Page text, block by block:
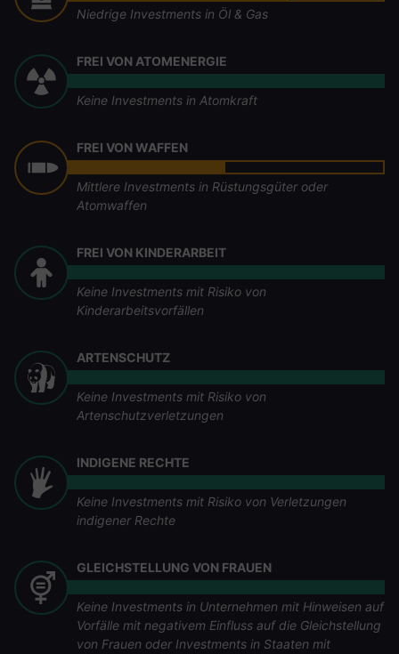
Niedrige Investments in Öl & Gas
FREI VON ATOMENERGIE
Keine Investments in Atomkraft
FREI VON WAFFEN
Mittlere Investments in Rüstungsgüter oder
Atomwaffen
FREI VON KINDERARBEIT
Keine Investments mit Risiko von
Kinderarbeitsvorfällen
ARTENSCHUTZ
Keine Investments mit Risiko von
Artenschutzverletzungen
INDIGENE RECHTE
Keine Investments mit Risiko von Verletzungen
indigener Rechte
GLEICHSTELLUNG VON FRAUEN
Keine Investments in Unternehmen mit Hinweisen auf
Vorfälle mit negativem Einfluss auf die Gleichstellung
von Frauen oder Investments in Staaten mit